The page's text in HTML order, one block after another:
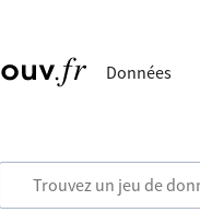
Données